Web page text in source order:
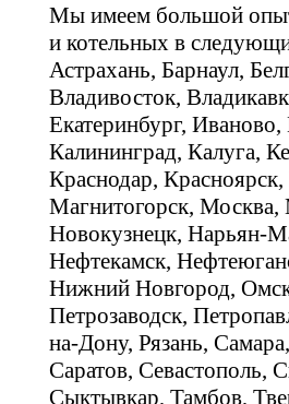
Мы имеем большой опыт
и котельных в
Астрахань, Барнаул,
Владивосток,
Екатеринбург,
Калининград, Калуга,
Краснодар,
Магнитогорск,
Новокузнецк, Нарьян-
Нефтекамск,
Нижний Новгород,
Петрозаводск,
на-Дону, Рязань,
Саратов, Севастополь,
Сыктывкар, Тамбов,